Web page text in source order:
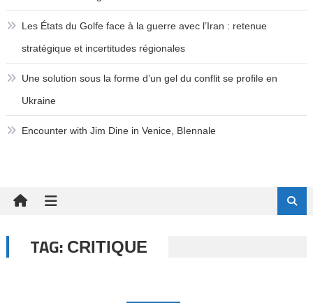
Les États du Golfe face à la guerre avec l’Iran : retenue
stratégique et incertitudes régionales
Une solution sous la forme d’un gel du conflit se profile en
Ukraine
Encounter with Jim Dine in Venice, BIennale
TAG: CRITIQUE